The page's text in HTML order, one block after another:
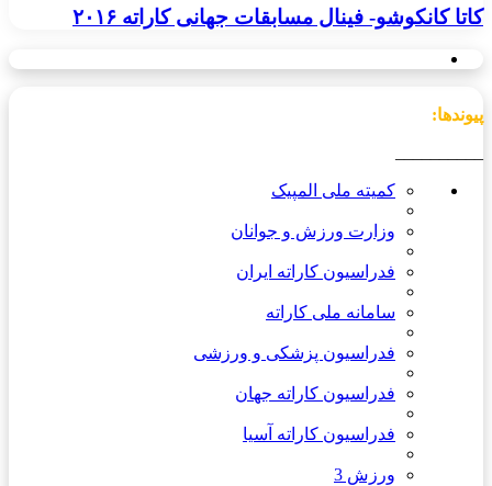
کاتا کانکوشو- فینال مسابقات جهانی کاراته ۲۰۱۶
پیوندها:
کمیته ملی المپیک
وزارت ورزش و جوانان
فدراسیون کاراته ایران
سامانه ملی کاراته
فدراسیون پزشکی و ورزشی
فدراسیون کاراته جهان
فدراسیون کاراته آسیا
ورزش 3